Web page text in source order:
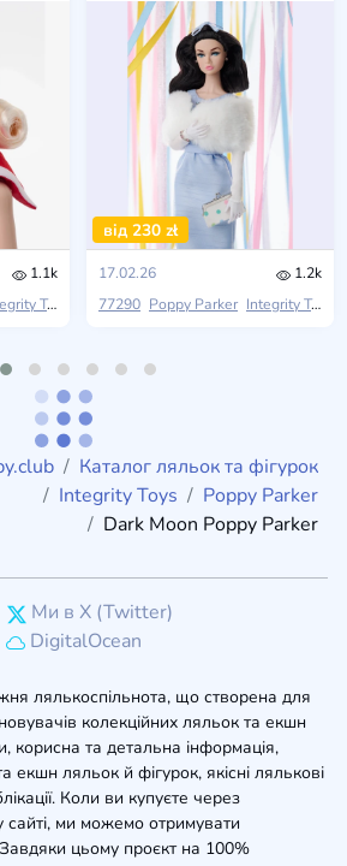
1.1k
Toys 2026 W Club
від 230 zł
17.02.26
1.2k
77290 Poppy Parker Integrity Toys
Каталог ляльок та фігурок
Integrity Toys
Poppy Parker
Dark Moon Poppy Parker
Ми в X (Twitter)
DigitalOcean
лялькоспільнота, що створена для
колекційних ляльок та екшн
корисна та детальна інформація,
екшн ляльок й фігурок, якісні лялькові
Коли ви купуєте через
ми можемо отримувати
цьому проєкт на 100%